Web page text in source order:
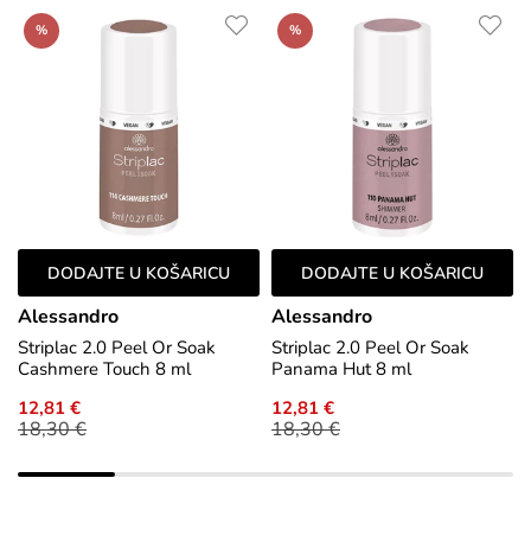
%
DODAJTE U KOŠARICU
Alessandro
Striplac 2.0 Peel Or Soak
Cashmere Touch 8 ml
12,81 €
18,30 €
%
DODAJTE U KOŠARICU
Alessandro
Striplac 2.0 Peel Or Soak
Panama Hut 8 ml
12,81 €
18,30 €